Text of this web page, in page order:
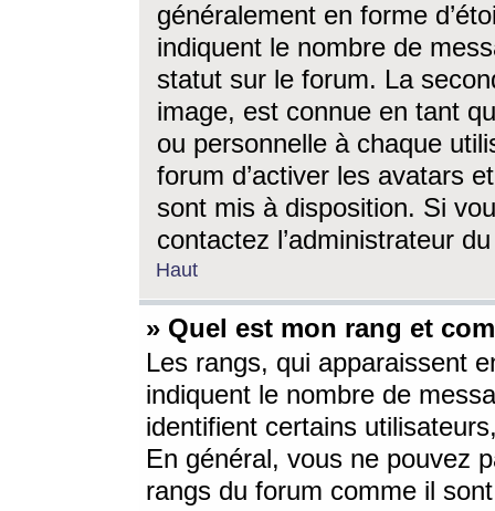
généralement en forme
indiquent le nombre de
statut sur le forum. La
image, est connue en tant
ou personnelle à chaque
forum d’activer les avatars
sont mis à disposition. Si
contactez l’administrateur
Haut
» Quel est mon rang et
Les rangs, qui apparaissent
indiquent le nombre de
identifient certains
En général, vous ne pouvez
rangs du forum comme il